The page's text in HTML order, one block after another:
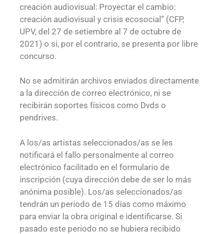
creación audiovisual: Proyectar el cambio:
creación audiovisual y crisis ecosocial” (CFP,
UPV, del 27 de setiembre al 7 de octubre de
2021) o si, por el contrario, se presenta por libre
concurso.
No se admitirán archivos enviados directamente
a la dirección de correo electrónico, ni se
recibirán soportes físicos como Dvds o
pendrives.
A los/as artistas seleccionados/as se les
notificará el fallo personalmente al correo
electrónico facilitado en el formulario de
inscripción (cuya dirección debe de ser lo más
anónima posible). Los/as seleccionados/as
tendrán un periodo de 15 días como máximo
para enviar la obra original e identificarse. Si
pasado este periodo no se hubiera recibido